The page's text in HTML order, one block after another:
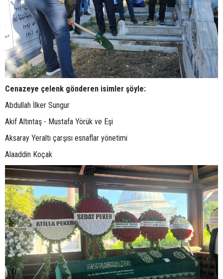
Cenazeye çelenk gönderen isimler şöyle:
Abdullah İlker Sungur
Akif Altıntaş - Mustafa Yörük ve Eşi
Aksaray Yeraltı çarşısı esnaflar yönetimi
Alaaddin Koçak